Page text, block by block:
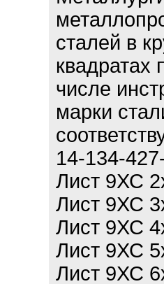
сталей в
квадратах
числе
марки
14-134-
Лист 9ХС
Лист 9ХС
Лист 9ХС
Лист 9ХС
Лист 9ХС